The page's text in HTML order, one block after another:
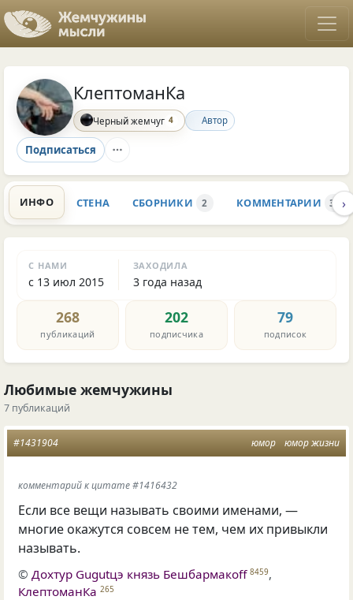
КлептоманКа
Черный жемчуг 4 Автор
Подписаться
ИНФО СТЕНА СБОРНИКИ 2 КОММЕНТАРИИ ›
С НАМИ
с 13 июл 2015
ЗАХОДИЛА
3 года назад
268
публикаций
202
подписчика
79
подписок
Любимые жемчужины
7 публикаций
юмор юмор жизни
#1431904
комментарий к цитате #1416432
Если все вещи называть своими именами, —
многие окажутся совсем не тем, чем их привыкли
называть.
© Дохтур Gugutцэ князь Бешбармакоff 8459,
КлептоманКа 265